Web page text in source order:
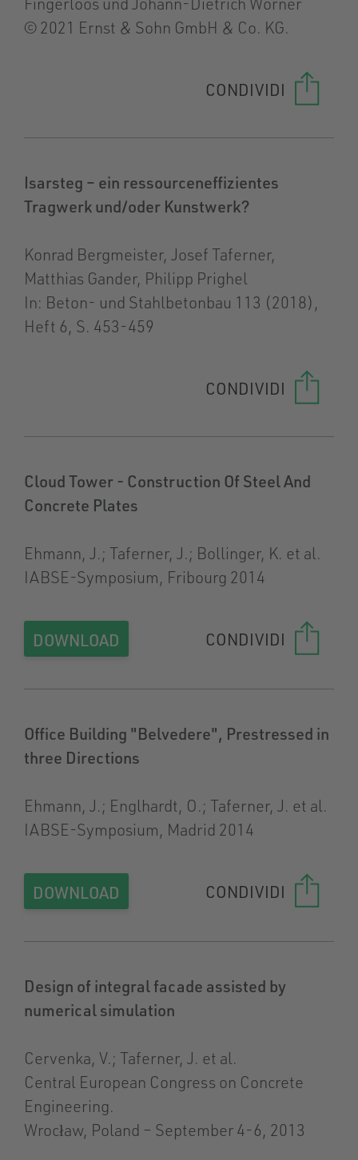
© 2021 Ernst & Sohn GmbH & Co. KG.
CONDIVIDI
Isarsteg – ein ressourceneffizientes
Tragwerk und/oder Kunstwerk?
Konrad Bergmeister, Josef Taferner,
Matthias Gander, Philipp Prighel
In: Beton- und Stahlbetonbau 113 (2018),
Heft 6, S. 453-459
CONDIVIDI
Cloud Tower - Construction Of Steel And
Concrete Plates
Ehmann, J.; Taferner, J.; Bollinger, K. et al.
IABSE-Symposium, Fribourg 2014
CONDIVIDI
DOWNLOAD
Office Building "Belvedere", Prestressed in
three Directions
Ehmann, J.; Englhardt, O.; Taferner, J. et al.
IABSE-Symposium, Madrid 2014
CONDIVIDI
DOWNLOAD
Design of integral facade assisted by
numerical simulation
Cervenka, V.; Taferner, J. et al.
Central European Congress on Concrete
Engineering.
Wrocław, Poland – September 4-6, 2013